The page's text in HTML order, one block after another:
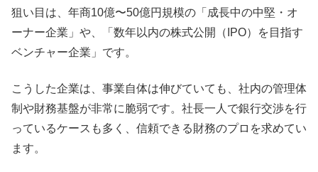
狙い目は、年商10億〜50億円規模の「成長中の中堅・オ
ーナー企業」や、「数年以内の株式公開（IPO）を目指す
ベンチャー企業」です。
こうした企業は、事業自体は伸びていても、社内の管理体
制や財務基盤が非常に脆弱です。社長一人で銀行交渉を行
っているケースも多く、信頼できる財務のプロを求めてい
ます。